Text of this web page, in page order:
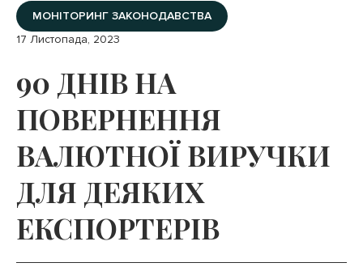
МОНІТОРИНГ ЗАКОНОДАВСТВА
17 Листопада, 2023
90 ДНІВ НА
ПОВЕРНЕННЯ
ВАЛЮТНОЇ ВИРУЧКИ
ДЛЯ ДЕЯКИХ
ЕКСПОРТЕРІВ